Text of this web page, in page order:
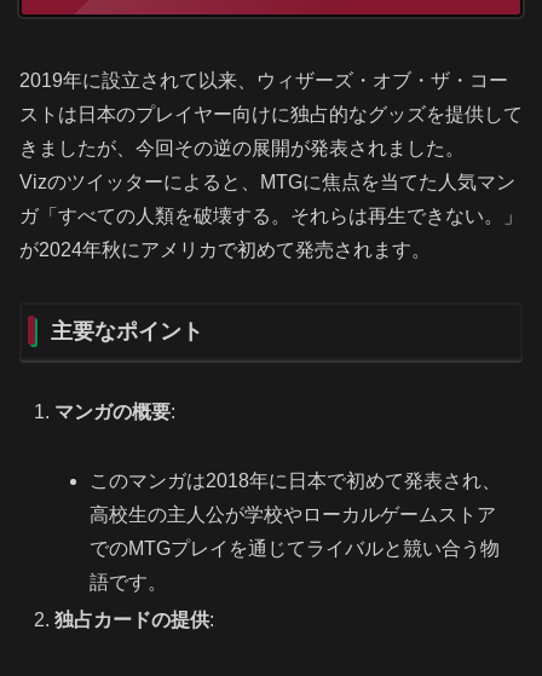
2019年に設立されて以来、ウィザーズ・オブ・ザ・コー
ストは日本のプレイヤー向けに独占的なグッズを提供して
きましたが、今回その逆の展開が発表されました。
Vizのツイッターによると、MTGに焦点を当てた人気マン
ガ「すべての人類を破壊する。それらは再生できない。」
が2024年秋にアメリカで初めて発売されます。
主要なポイント
マンガの概要:
このマンガは2018年に日本で初めて発表され、
高校生の主人公が学校やローカルゲームストア
でのMTGプレイを通じてライバルと競い合う物
語です。
独占カードの提供: